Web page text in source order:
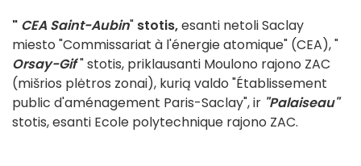
" CEA Saint-Aubin" stotis,esanti netoli Saclay
miesto "Commissariat à l'énergie atomique" (CEA), "
Orsay-Gif" stotis, priklausanti Moulono rajono ZAC
(mišrios plėtros zonai), kurią valdo "Établissement
public d'aménagement Paris-Saclay", ir "Palaiseau"
stotis, esanti Ecole polytechnique rajono ZAC.